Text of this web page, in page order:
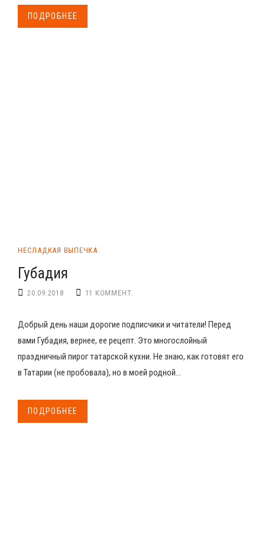
ПОДРОБНЕЕ
НЕСЛАДКАЯ ВЫПЕЧКА
Губадия
20.09.2018 11 КОММЕНТ.
Добрый день наши дорогие подписчики и читатели! Перед
вами Губадия, вернее, ее рецепт. Это многослойный
праздничный пирог татарской кухни. Не знаю, как готовят его
в Татарии (не пробовала), но в моей родной...
ПОДРОБНЕЕ